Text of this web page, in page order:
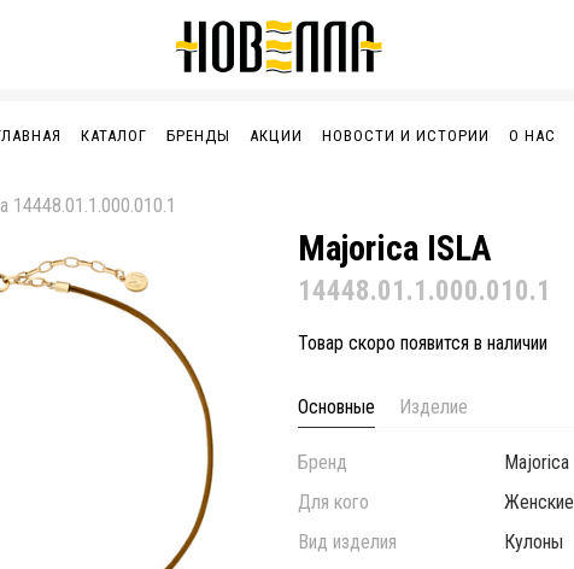
КАТАЛОГ БРЕНДЫ АКЦИИ НОВОСТИ И ИСТОРИИ О НАС
14448.01.1.000.010.1
Majorica ISLA
14448.01.1.000.010.1
Товар скоро появится в наличии
Основные Изделие
Бренд
Majorica
Для кого
Женские
Вид изделия
Кулоны